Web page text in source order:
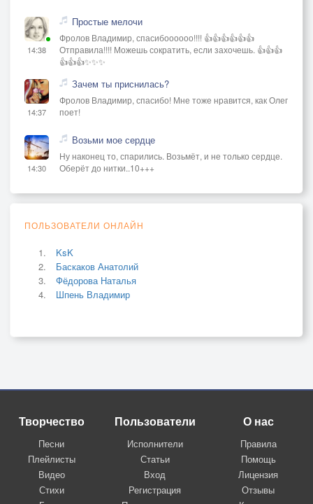
14:38
Простые мелочи
Фролов Владимир, спасибоооооо!!!! 👍👍👍👍👍👍
Отправила!!!! Можешь сократить, если захочешь. 👍👍👍
👍👍👍✨✨✨
14:37
Зачем ты приснилась?
Фролов Владимир, спасибо! Мне тоже нравится, как Олег
поет!
14:30
Возьми мое сердце
Ну наконец то, спарились. Возьмёт, и не только сердце.
Оберёт до нитки..10+++
ПОЛЬЗОВАТЕЛИ ОНЛАЙН
KsK
Баскаков Анатолий
Фёдорова Наталья
Шпень Владимир
Творчество
Песни
Плейлисты
Видео
Стихи
Пользователи
Исполнители
Статьи
Вход
Регистрация
О нас
Правила
Помощь
Лицензия
Отзывы